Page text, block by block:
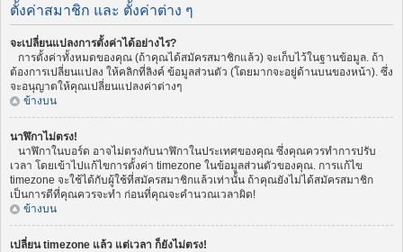
ตั้งค่าสมาชิก และ ตั้งค่าต่าง ๆ
จะเปลี่ยนแปลงการตั้งค่าได้อย่างไร?
การตั้งค่าทั้งหมดของคุณ (ถ้าคุณได้สมัครสมาชิกแล้ว) จะเก็บไว้ในฐานข้อมูล. ถ้า
ต้องการเปลี่ยนแปลง ให้คลิกที่ลิงค์ ข้อมูลส่วนตัว (โดยมากจะอยู่ด้านบนของหน้า). ซึ่ง
จะอนุญาตให้คุณเปลี่ยนแปลงค่าต่างๆ
ข้างบน
นาฬิกาไม่ตรง!
นาฬิกาในบอร์ด อาจไม่ตรงกับนาฬิกาในประเทศของคุณ ซึ่งคุณควรทำการปรับ
เวลา โดยเข้าไปแก้ไขการตั้งค่า timezone ในข้อมูลส่วนตัวของคุณ. การแก้ไข
timezone จะใช้ได้กับผู้ใช้ที่สมัครสมาชิกแล้วเท่านั้น ถ้าคุณยังไม่ได้สมัครสมาชิก
เป็นการดีที่คุณควรจะทำ ก่อนที่คุณจะคำนวณเวลาผิด!
ข้างบน
เปลี่ยน timezone แล้ว แต่เวลา ก็ยังไม่ตรง!